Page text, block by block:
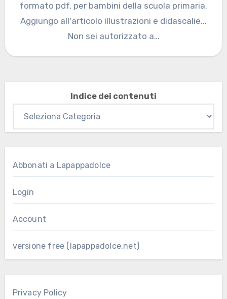
formato pdf, per bambini della scuola primaria.
Aggiungo all'articolo illustrazioni e didascalie...
Non sei autorizzato a…
Indice dei contenuti
Abbonati a Lapappadolce
Login
Account
versione free (lapappadolce.net)
Privacy Policy